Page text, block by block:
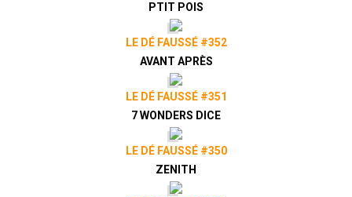
PTIT POIS
LE DÉ FAUSSÉ #352
AVANT APRÈS
LE DÉ FAUSSÉ #351
7 WONDERS DICE
LE DÉ FAUSSÉ #350
ZENITH